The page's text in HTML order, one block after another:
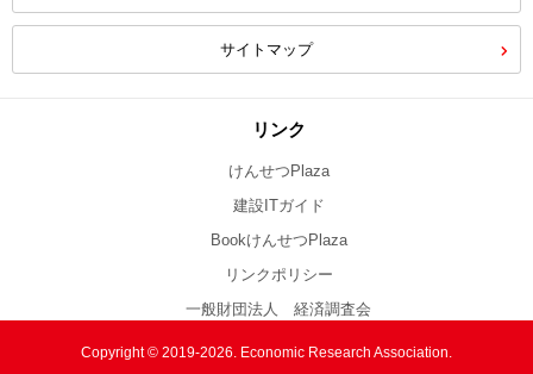
サイトマップ
リンク
けんせつPlaza
建設ITガイド
BookけんせつPlaza
リンクポリシー
一般財団法人 経済調査会
Copyright © 2019-2026. Economic Research Association.